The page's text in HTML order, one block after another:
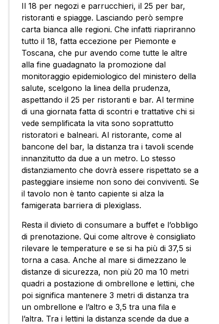
Il 18 per negozi e parrucchieri, il 25 per bar,
ristoranti e spiagge. Lasciando però sempre
carta bianca alle regioni. Che infatti riapriranno
tutto il 18, fatta eccezione per Piemonte e
Toscana, che pur avendo come tutte le altre
alla fine guadagnato la promozione dal
monitoraggio epidemiologico del ministero della
salute, scelgono la linea della prudenza,
aspettando il 25 per ristoranti e bar. Al termine
di una giornata fatta di scontri e trattative chi si
vede semplificata la vita sono soprattutto
ristoratori e balneari. Al ristorante, come al
bancone del bar, la distanza tra i tavoli scende
innanzitutto da due a un metro. Lo stesso
distanziamento che dovrà essere rispettato se a
pasteggiare insieme non sono dei conviventi. Se
il tavolo non è tanto capiente si alza la
famigerata barriera di plexiglass.
Resta il divieto di consumare a buffet e l’obbligo
di prenotazione. Qui come altrove è consigliato
rilevare le temperature e se si ha più di 37,5 si
torna a casa. Anche al mare si dimezzano le
distanze di sicurezza, non più 20 ma 10 metri
quadri a postazione di ombrellone e lettini, che
poi significa mantenere 3 metri di distanza tra
un ombrellone e l’altro e 3,5 tra una fila e
l’altra. Tra i lettini la distanza scende da due a